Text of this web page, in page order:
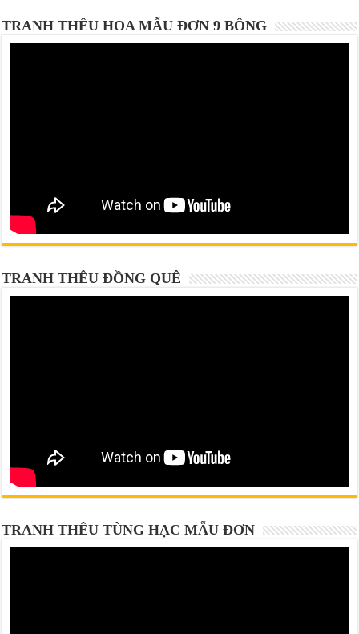
TRANH THÊU HOA MẪU ĐƠN 9 BÔNG
TRANH THÊU ĐỒNG QUÊ
TRANH THÊU TÙNG HẠC MẪU ĐƠN